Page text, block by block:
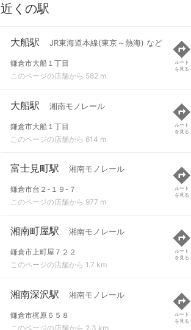
近くの駅
大船駅 JR東海道本線(東京～熱海) など
鎌倉市大船１丁目
このページの店舗から 582 m
ルート
を見る
大船駅 湘南モノレール
鎌倉市大船１丁目
このページの店舗から 614 m
ルート
を見る
富士見町駅 湘南モノレール
鎌倉市台２-１９-７
このページの店舗から 977 m
ルート
を見る
湘南町屋駅 湘南モノレール
鎌倉市上町屋７２２
このページの店舗から 1.7 km
ルート
を見る
湘南深沢駅 湘南モノレール
鎌倉市梶原６５８
このページの店舗から 2.3 km
ルート
を見る